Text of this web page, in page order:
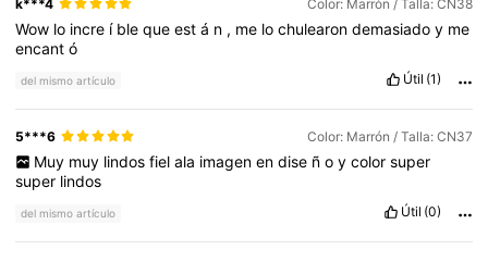
k***4 Color: Marrón / Talla: CN38
Wow lo incre í blequeestá n , me lochulearondemasiadoy me
encantó
del mismo artículo Útil (1)
5***6 Color: Marrón / Talla: CN37
Muy muy lindos fiel ala imagen en dise ñ o y color super
super lindos
del mismo artículo Útil (0)